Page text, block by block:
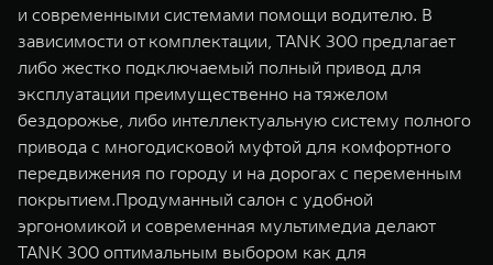
WEY 80
Масштаб возможностей
от 6 449 000 ₽
WEY 80
Масштаб
от 8 099
и современными системами помощи водителю. В
зависимости от комплектации, TANK 300 предлагает
либо жестко подключаемый полный привод для
эксплуатации преимущественно на тяжелом
бездорожье, либо интеллектуальную систему полного
привода с многодисковой муфтой для комфортного
передвижения по городу и на дорогах с переменным
покрытием.Продуманный салон с удобной
эргономикой и современная мультимедиа делают
TANK 300 оптимальным выбором как для